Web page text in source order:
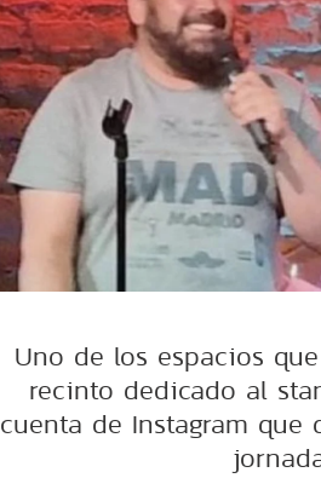
Uno de los espacios
recinto dedicado al
cuenta de Instagram